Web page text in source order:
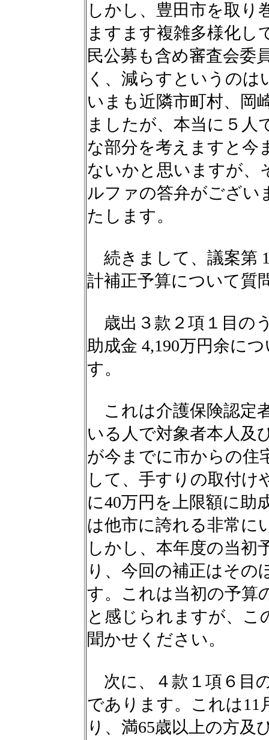
しかし、豊田市を取り
ますます複雑多様化し
民公募も含め審査会委
く、減らすというの
いまも近隣市町村、岡
ましたが、本当に５人
な部分を考えますと今
ないかと思いますが、
ルファの答弁がござい
たします。
続きまして、議案第
計補正予算について質
歳出３款２項１目の
助成金 4,190万円余に
す。
これは介護保険認定
いる人で対象者本人及
が今までに市からの住
して、手すりの取付け
に40万円を上限額に助
は他市に誇れる非常に
しかし、本年度の当初
り、今回の補正はその
す。これは当初の予算
と感じられますが、こ
聞かせください。
次に、４款１項６目
であります。これは11
り、満65歳以上の方及